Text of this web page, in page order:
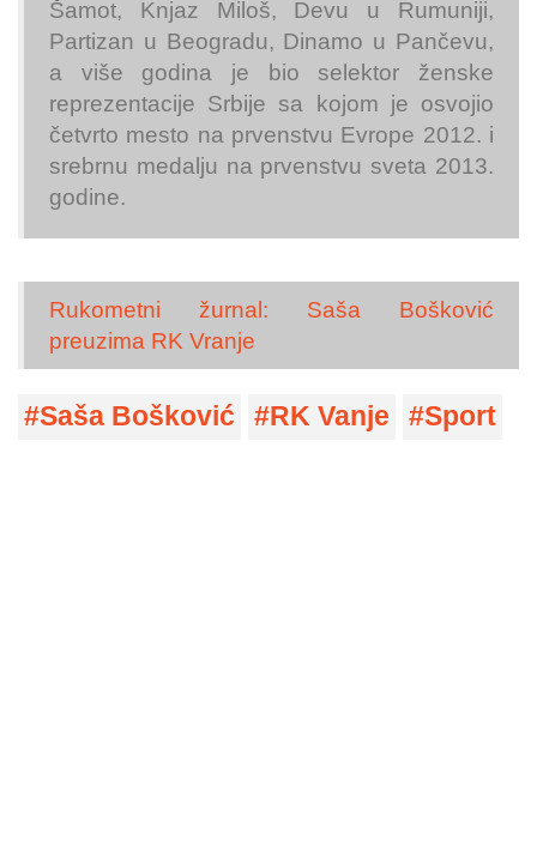
Šamot, Knjaz Miloš, Devu u Rumuniji,
Partizan u Beogradu, Dinamo u Pančevu,
a više godina je bio selektor ženske
reprezentacije Srbije sa kojom je osvojio
četvrto mesto na prvenstvu Evrope 2012. i
srebrnu medalju na prvenstvu sveta 2013.
godine.
Rukometni žurnal: Saša Bošković
preuzima RK Vranje
Saša Bošković RK Vanje Sport